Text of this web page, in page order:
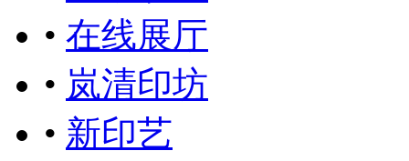
• 在线展厅
• 岚清印坊
• 新印艺